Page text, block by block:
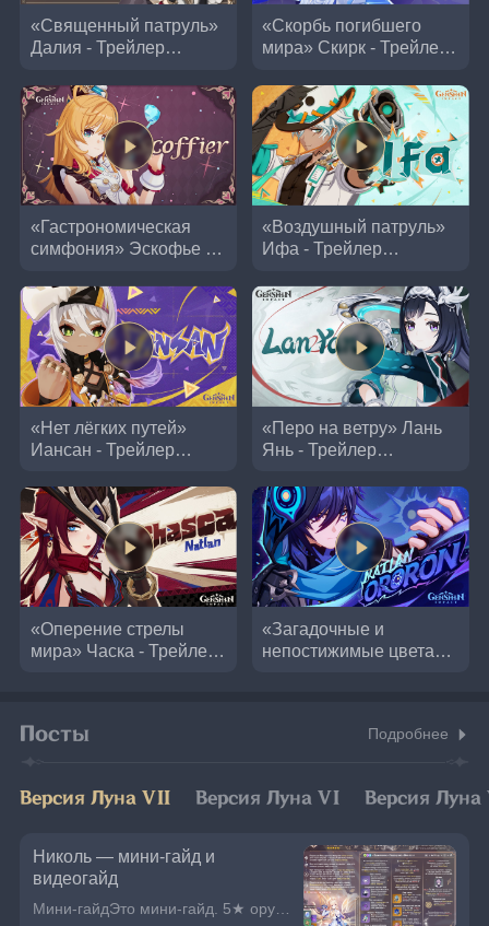
«Священный патруль»
Далия - Трейлер
Impact
«Скорбь погибшего
мира» Скирк - Трейлер
Impact
«Гастрономическая
симфония» Эскофье -
Genshin Impact
«Воздушный патруль»
Ифа - Трейлер
Impact
«Нет лёгких путей»
Иансан - Трейлер
Impact
«Перо на ветру» Лань
Янь - Трейлер
Impact
«Оперение стрелы
мира» Часка - Трейлер
«Загадочные и
непостижимые цвета»
Посты Подробнее
Версия Луна VII Версия Луна VI Версия Луна
Николь — мини-гайд и
видеогайд
Мини-гайдЭто мини-гайд. 5★ оружия не указаны.ВидеогайдАльтернативная ссылка VK ВидеоПриоритет полученияАнализ созвзездий90 ур., 9/10/10 таланты против одного врага 100 ур. с 10% сопротивлением, сабста